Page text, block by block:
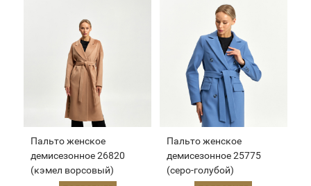
Пальто женское
демисезонное 26820
(кэмел ворсовый)
Пальто женское
демисезонное 25775
(серо-голубой)